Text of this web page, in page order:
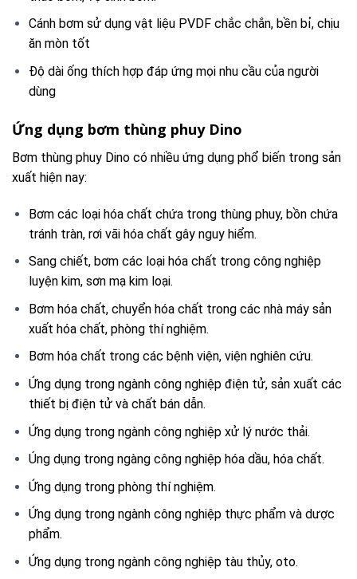
Cánh bơm sử dụng vật liệu PVDF chắc chắn, bền bỉ, chịu
ăn mòn tốt
Độ dài ống thích hợp đáp ứng mọi nhu cầu của người
dùng
Ứng dụng bơm thùng phuy Dino
Bơm thùng phuy Dino có nhiều ứng dụng phổ biến trong sản
xuất hiện nay:
Bơm các loại hóa chất chứa trong thùng phuy, bồn chứa
tránh tràn, rơi vãi hóa chất gây nguy hiểm.
Sang chiết, bơm các loại hóa chất trong công nghiệp
luyện kim, sơn mạ kim loại.
Bơm hóa chất, chuyển hóa chất trong các nhà máy sản
xuất hóa chất, phòng thí nghiệm.
Bơm hóa chất trong các bệnh viện, viện nghiên cứu.
Ứng dụng trong ngành công nghiệp điện tử, sản xuất các
thiết bị điện tử và chất bán dẫn.
Ứng dụng trong ngành công nghiệp xử lý nước thải.
Úng dụng trong ngàng công nghiệp hóa dầu, hóa chất.
Ứng dụng trong phòng thí nghiệm.
Ứng dụng trong ngành công nghiệp thực phẩm và dược
phẩm.
Ứng dụng trong ngành công nghiệp tàu thủy, oto.